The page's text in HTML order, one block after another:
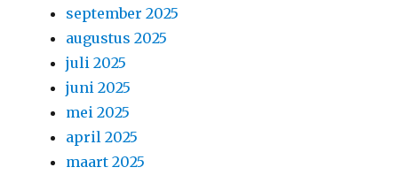
september 2025
augustus 2025
juli 2025
juni 2025
mei 2025
april 2025
maart 2025